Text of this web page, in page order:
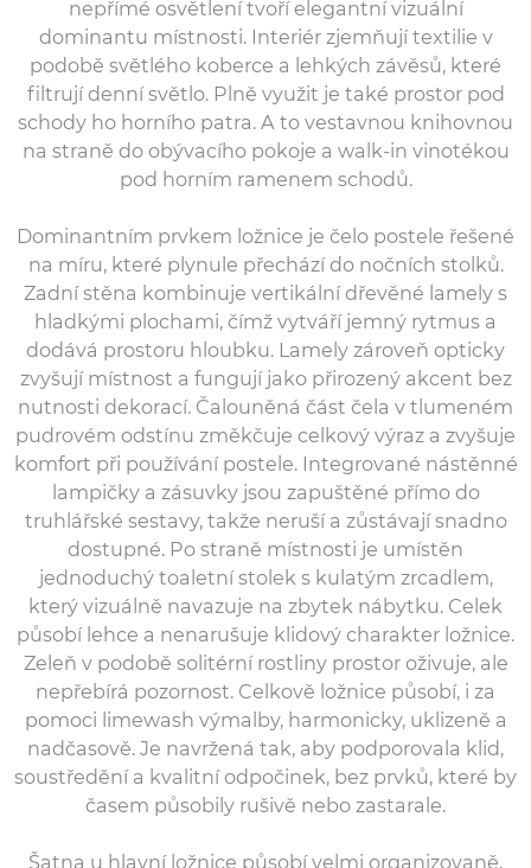
nepřímé osvětlení tvoří elegantní vizuální
dominantu místnosti. Interiér zjemňují textilie v
podobě světlého koberce a lehkých závěsů, které
filtrují denní světlo. Plně využit je také prostor pod
schody ho horního patra. A to vestavnou knihovnou
na straně do obývacího pokoje a walk-in vinotékou
pod horním ramenem schodů.
Dominantním prvkem ložnice je čelo postele řešené
na míru, které plynule přechází do nočních stolků.
Zadní stěna kombinuje vertikální dřevěné lamely s
hladkými plochami, čímž vytváří jemný rytmus a
dodává prostoru hloubku. Lamely zároveň opticky
zvyšují místnost a fungují jako přirozený akcent bez
nutnosti dekorací. Čalouněná část čela v tlumeném
pudrovém odstínu změkčuje celkový výraz a zvyšuje
komfort při používání postele. Integrované nástěnné
lampičky a zásuvky jsou zapuštěné přímo do
truhlářské sestavy, takže neruší a zůstávají snadno
dostupné. Po straně místnosti je umístěn
jednoduchý toaletní stolek s kulatým zrcadlem,
který vizuálně navazuje na zbytek nábytku. Celek
působí lehce a nenarušuje klidový charakter ložnice.
Zeleň v podobě solitérní rostliny prostor oživuje, ale
nepřebírá pozornost. Celkově ložnice působí, i za
pomoci limewash výmalby, harmonicky, uklizeně a
nadčasově. Je navržená tak, aby podporovala klid,
soustředění a kvalitní odpočinek, bez prvků, které by
časem působily rušivě nebo zastarale.
Šatna u hlavní ložnice působí velmi organizovaně,